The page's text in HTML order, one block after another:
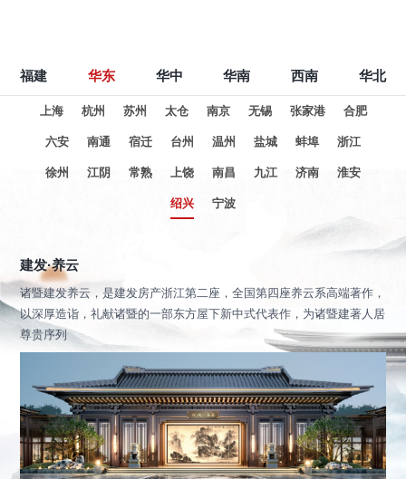
福建 华东 华中 华南 西南 华北
上海 杭州 苏州 太仓 南京 无锡 张家港 合肥
六安 南通 宿迁 台州 温州 盐城 蚌埠 浙江
徐州 江阴 常熟 上饶 南昌 九江 济南 淮安
绍兴 宁波
建发·养云
诸暨建发养云，是建发房产浙江第二座，全国第四座养云系高端著作，
以深厚造诣，礼献诸暨的一部东方屋下新中式代表作，为诸暨建著人居
尊贵序列